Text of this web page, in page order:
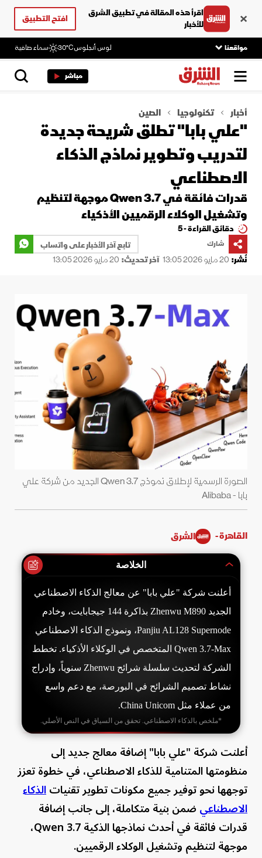
اقرأ هذه المقالة في تطبيق الشرق
للأخبار
افتح التطبيق
مواقعنا لوس أنجلوس30°C سماء صافية
مباشر
أخبار تكنولوجيا الصين
"علي بابا" تطلق شريحة جديدة
لتدريب وتطوير نماذج الذكاء
الاصطناعي
قدرات فائقة في Qwen 3.7 موجهة لتنظيم
وتشغيل الوكلاء الرقميين الأذكياء
دقائق القراءة - 5
شارك
تابع آخر الأخبار على واتساب
نُشر: 20 مايو 2026 13:05 آخر تحديث: 20 مايو 2026 13:05
الصورة الرسمية لإطلاق نموذج Qwen 3.7 الجديد من شركة علي
بابا - Alibaba
القاهرة - الشرق
الخلاصة
أعلنت شركة "علي بابا" عن معالج الذكاء الاصطناعي
الجديد Zhenwu M890 بذاكرة 144 جيجابايت، وخادم
Panjiu AL128 Supernode، ونموذج الذكاء الاصطناعي
Qwen 3.7-Max المتخصص في الوكلاء الأذكياء. تخطط
الشركة لتحديث سلسلة شرائح Zhenwu سنوياً، وإدراج
نشاط تصميم الشرائح في البورصة، مع دعم واسع
من عملاء مثل China Unicom.
*ملخص بالذكاء الاصطناعي. تحقق من السياق في النص الأصلي.
أعلنت شركة "علي بابا" إضافة معالج جديد إلى
منظومتها المتنامية للذكاء الاصطناعي، في خطوة تعزز
توجهها نحو توفير جميع مكونات تطوير تقنياتالذكاء
الاصطناعيضمن بنية متكاملة، إلى جانب إضافة
قدرات فائقة في أحدث نماذجها الذكية Qwen 3.7،
موجهة لتنظيم وتشغيل الوكلاء الرقميين.